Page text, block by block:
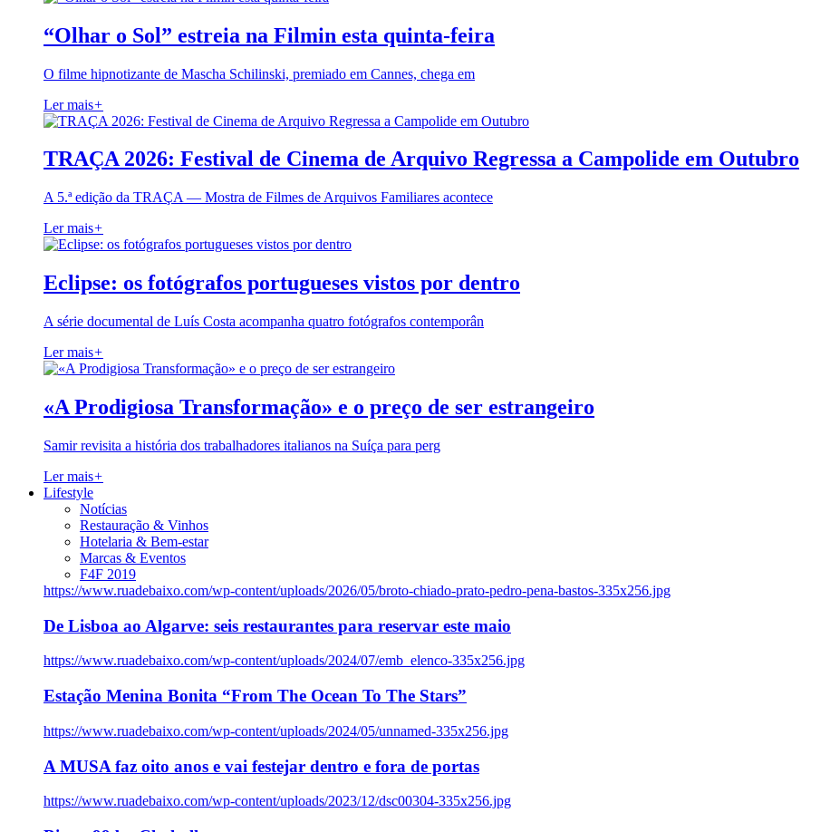
“Olhar o Sol” estreia na Filmin esta quinta-feira
O filme hipnotizante de Mascha Schilinski, premiado em Cannes, chega em
Ler mais+
TRAÇA 2026: Festival de Cinema de Arquivo Regressa a Campolide em Outubro
A 5.ª edição da TRAÇA — Mostra de Filmes de Arquivos Familiares acontece
Ler mais+
Eclipse: os fotógrafos portugueses vistos por dentro
A série documental de Luís Costa acompanha quatro fotógrafos contemporân
Ler mais+
«A Prodigiosa Transformação» e o preço de ser estrangeiro
Samir revisita a história dos trabalhadores italianos na Suíça para perg
Ler mais+
Lifestyle
Notícias
Restauração & Vinhos
Hotelaria & Bem-estar
Marcas & Eventos
F4F 2019
https://www.ruadebaixo.com/wp-content/uploads/2026/05/broto-chiado-prato-pedro-pena-bastos-335x256.jpg
De Lisboa ao Algarve: seis restaurantes para reservar este maio
https://www.ruadebaixo.com/wp-content/uploads/2024/07/emb_elenco-335x256.jpg
Estação Menina Bonita “From The Ocean To The Stars”
https://www.ruadebaixo.com/wp-content/uploads/2024/05/unnamed-335x256.jpg
A MUSA faz oito anos e vai festejar dentro e fora de portas
https://www.ruadebaixo.com/wp-content/uploads/2023/12/dsc00304-335x256.jpg